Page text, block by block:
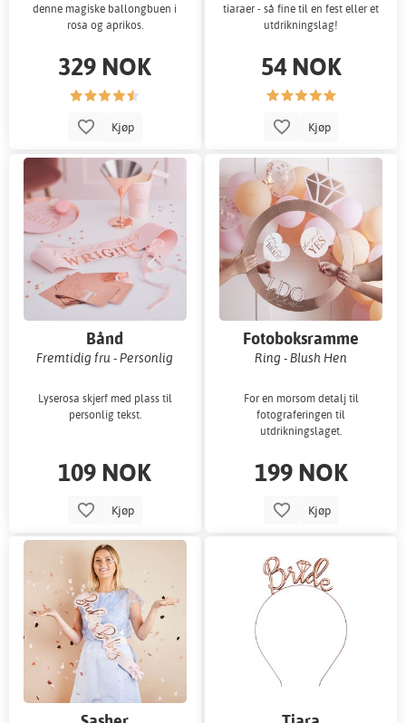
denne magiske ballongbuen i
rosa og aprikos.
329 NOK
Kjøp
tiaraer - så fine til en fest eller et
utdrikningslag!
54 NOK
Kjøp
Bånd
Fremtidig fru - Personlig
Lyserosa skjerf med plass til
personlig tekst.
109 NOK
Kjøp
Fotoboksramme
Ring - Blush Hen
For en morsom detalj til
fotograferingen til
utdrikningslaget.
199 NOK
Kjøp